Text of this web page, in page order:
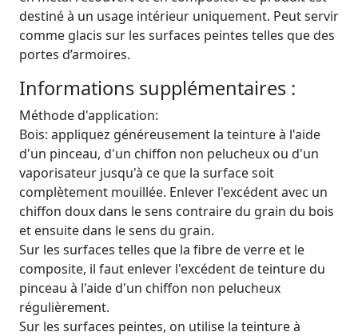
destiné à un usage intérieur uniquement. Peut servir
comme glacis sur les surfaces peintes telles que des
portes d’armoires.
Informations supplémentaires :
Méthode d'application:
Bois: appliquez généreusement la teinture à l'aide
d'un pinceau, d'un chiffon non pelucheux ou d'un
vaporisateur jusqu'à ce que la surface soit
complètement mouillée. Enlever l'excédent avec un
chiffon doux dans le sens contraire du grain du bois
et ensuite dans le sens du grain.
Sur les surfaces telles que la fibre de verre et le
composite, il faut enlever l'excédent de teinture du
pinceau à l'aide d'un chiffon non pelucheux
régulièrement.
Sur les surfaces peintes, on utilise la teinture à